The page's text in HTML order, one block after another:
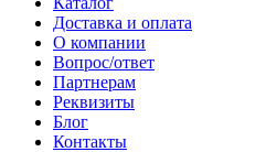
Доставка и оплата
О компании
Вопрос/ответ
Партнерам
Реквизиты
Блог
Контакты